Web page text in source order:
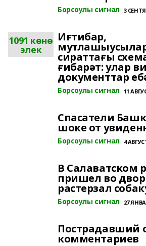
Борсоулы сигнал 3
1091 көнө
элек
Иғтибар,
сираттағы
ғибарәт: улар
документтар
Борсоулы сигнал 11
Спасатели
шоке от
Борсоулы сигнал 4
В Салаватском
пришел во
растерзал
Борсоулы сигнал 27
Пострадавший
комментариев